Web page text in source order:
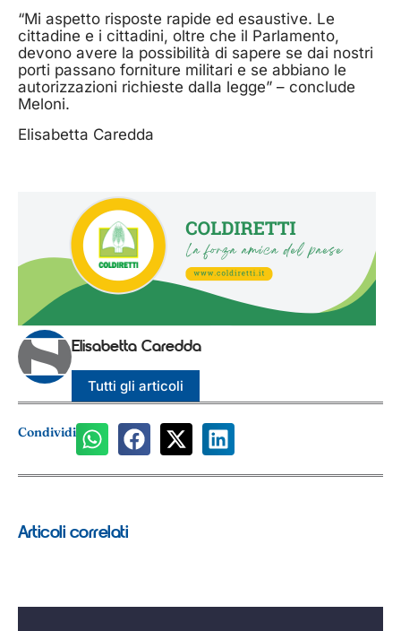
“Mi aspetto risposte rapide ed esaustive. Le
cittadine e i cittadini, oltre che il Parlamento,
devono avere la possibilità di sapere se dai nostri
porti passano forniture militari e se abbiano le
autorizzazioni richieste dalla legge” – conclude
Meloni.
Elisabetta Caredda
Elisabetta Caredda
Tutti gli articoli
Condividi
Articoli correlati